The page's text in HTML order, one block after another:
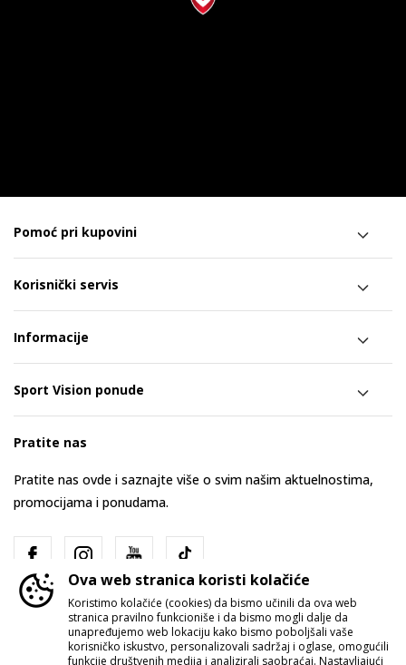
Pomoć pri kupovini
Korisnički servis
Informacije
Sport Vision ponude
Pratite nas
Pratite nas ovde i saznajte više o svim našim aktuelnostima,
promocijama i ponudama.
Ova web stranica koristi kolačiće
Koristimo kolačiće (cookies) da bismo učinili da ova web
stranica pravilno funkcioniše i da bismo mogli dalje da
unapređujemo web lokaciju kako bismo poboljšali vaše
korisničko iskustvo, personalizovali sadržaj i oglase, omogućili
funkcije društvenih medija i analizirali saobraćaj. Nastavljajući